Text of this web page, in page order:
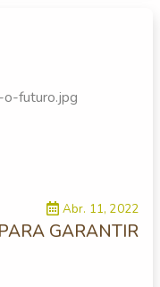
Abr. 11, 2022
GARANTIR